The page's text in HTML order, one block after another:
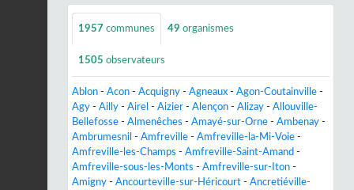
1957 communes 49 organismes
1505 observateurs
Ablon - Acon - Acquigny - Agneaux - Agon-Coutainville -
Agy - Ailly - Airel - Aizier - Alençon - Alizay - Allouville-
Bellefosse - Almenêches - Amayé-sur-Orne - Ambenay -
Ambrumesnil - Amfreville - Amfreville-la-Mi-Voie -
Amfreville-les-Champs - Amfreville-Saint-Amand -
Amfreville-sous-les-Monts - Amfreville-sur-Iton -
Amigny - Ancourteville-sur-Héricourt - Ancretiéville-